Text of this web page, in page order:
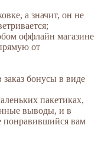
а значит, он не
оффлайн магазине
от
бонусы в виде
пакетиках,
выводы, и в
понравившийся вам